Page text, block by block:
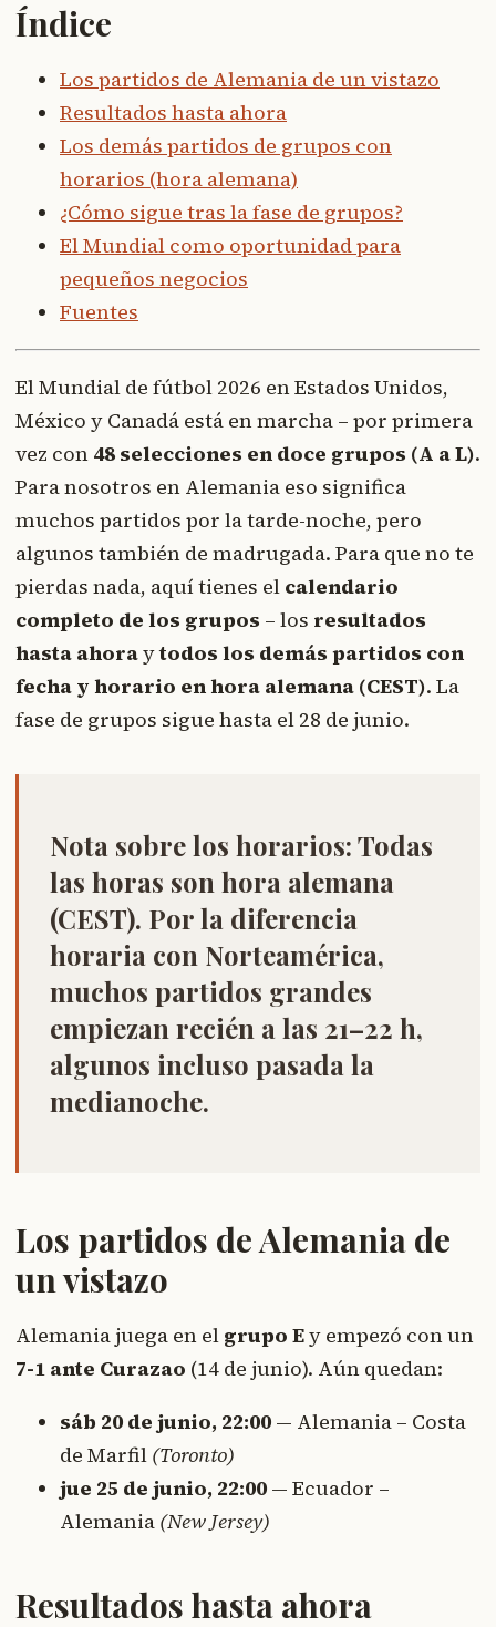
Índice
Los partidos de Alemania de un vistazo
Resultados hasta ahora
Los demás partidos de grupos con
horarios (hora alemana)
¿Cómo sigue tras la fase de grupos?
El Mundial como oportunidad para
pequeños negocios
Fuentes
El Mundial de fútbol 2026 en Estados Unidos,
México y Canadá está en marcha – por primera
vez con 48 selecciones en doce grupos (A a L).
Para nosotros en Alemania eso significa
muchos partidos por la tarde-noche, pero
algunos también de madrugada. Para que no te
pierdas nada, aquí tienes el calendario
completo de los grupos – los resultados
hasta ahoraytodos los demás partidos con
fecha y horario en hora alemana (CEST). La
fase de grupos sigue hasta el 28 de junio.
Nota sobre los horarios:Todas
las horas son hora alemana
(CEST). Por la diferencia
horaria con Norteamérica,
muchos partidos grandes
empiezan recién a las 21–22 h,
algunos incluso pasada la
medianoche.
Los partidos de Alemania de
un vistazo
Alemania juega en el grupo Ey empezó con un
7-1 ante Curazao (14 de junio). Aún quedan:
sáb 20 de junio, 22:00 — Alemania – Costa
de Marfil (Toronto)
jue 25 de junio, 22:00 — Ecuador –
Alemania (New Jersey)
Resultados hasta ahora